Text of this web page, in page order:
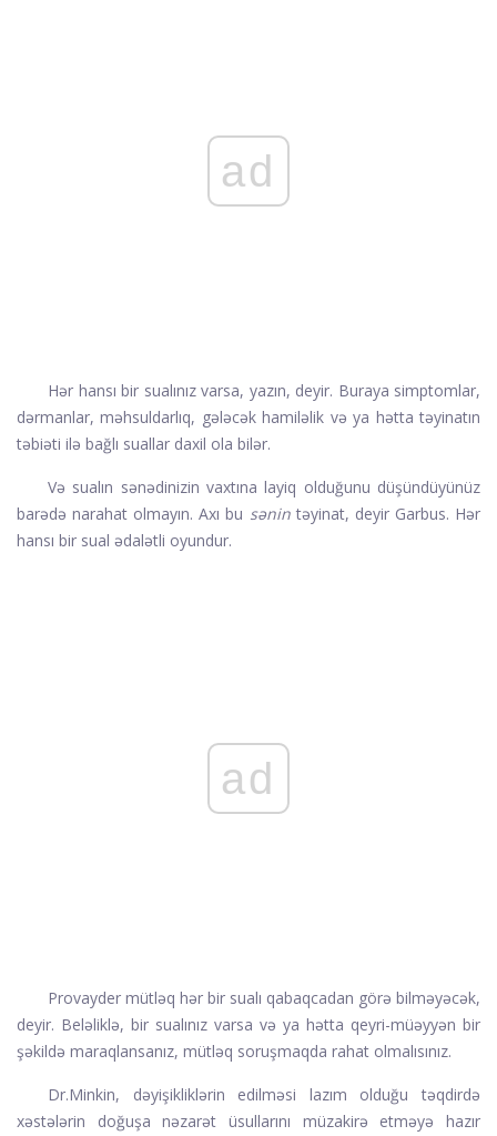
ad
Hər hansı bir sualınız varsa, yazın, deyir. Buraya simptomlar,
dərmanlar, məhsuldarlıq, gələcək hamiləlik və ya hətta təyinatın
təbiəti ilə bağlı suallar daxil ola bilər.
Və sualın sənədinizin vaxtına layiq olduğunu düşündüyünüz
barədə narahat olmayın. Axı bu sənin təyinat, deyir Garbus. Hər
hansı bir sual ədalətli oyundur.
ad
Provayder mütləq hər bir sualı qabaqcadan görə bilməyəcək,
deyir. Beləliklə, bir sualınız varsa və ya hətta qeyri-müəyyən bir
şəkildə maraqlansanız, mütləq soruşmaqda rahat olmalısınız.
Dr.Minkin, dəyişikliklərin edilməsi lazım olduğu təqdirdə
xəstələrin doğuşa nəzarət üsullarını müzakirə etməyə hazır